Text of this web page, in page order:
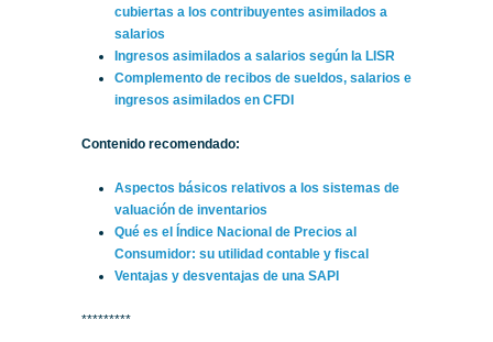
cubiertas a los contribuyentes asimilados a
salarios
Ingresos asimilados a salarios según la LISR
Complemento de recibos de sueldos, salarios e
ingresos asimilados en CFDI
Contenido recomendado:
Aspectos básicos relativos a los sistemas de
valuación de inventarios
Qué es el Índice Nacional de Precios al
Consumidor: su utilidad contable y fiscal
Ventajas y desventajas de una SAPI
*********